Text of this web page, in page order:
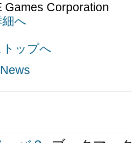
Games Corporation
へ
トップへ